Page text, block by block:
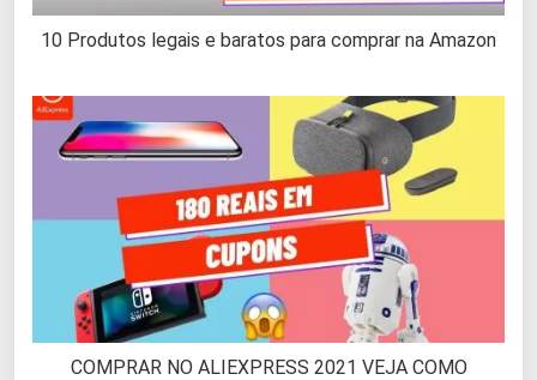
10 Produtos legais e baratos para comprar na Amazon
COMPRAR NO ALIEXPRESS 2021 VEJA COMO